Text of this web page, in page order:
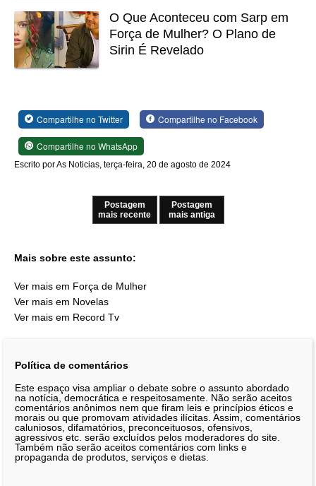
O Que Aconteceu com Sarp em
Força de Mulher? O Plano de
Sirin É Revelado
Compartilhe no Twitter Compartilhe no Facebook
Compartilhe no WhatsApp
Escrito por As Noticias, terça-feira, 20 de agosto de 2024
Postagem
mais recente
Postagem
mais antiga
Mais sobre este assunto:
Ver mais em Força de Mulher
Ver mais em Novelas
Ver mais em Record Tv
Política de comentários
Este espaço visa ampliar o debate sobre o assunto abordado
na notícia, democrática e respeitosamente. Não serão aceitos
comentários anônimos nem que firam leis e princípios éticos e
morais ou que promovam atividades ilícitas. Assim, comentários
caluniosos, difamatórios, preconceituosos, ofensivos,
agressivos etc. serão excluídos pelos moderadores do site.
Também não serão aceitos comentários com links e
propaganda de produtos, serviços e dietas.